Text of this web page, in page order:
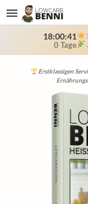
18:00:40
0 Tage
Schließe dich
Erstklassigen
Schneller &
Bekannt aus TV &